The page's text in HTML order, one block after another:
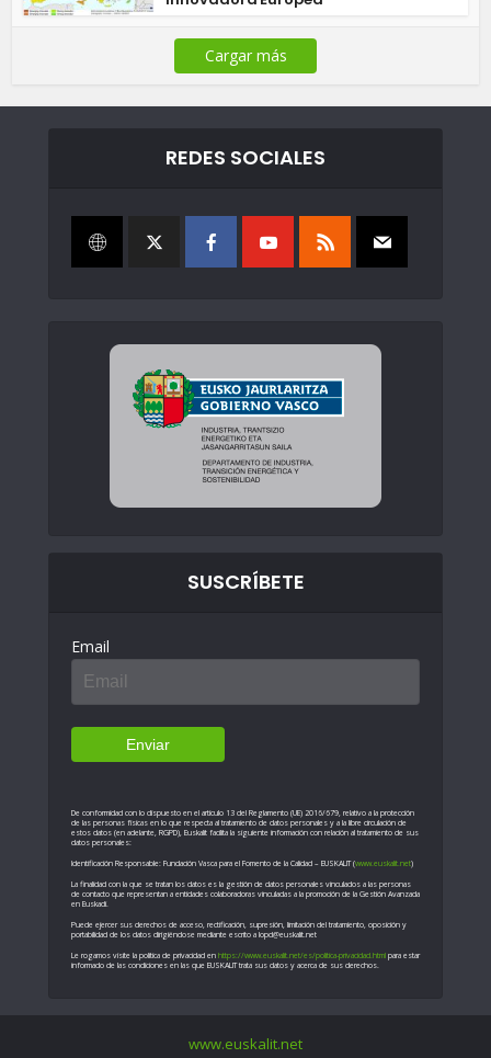
Cargar más
REDES SOCIALES
SUSCRÍBETE
Email
De conformidad con lo dispuesto en el artículo 13 del Reglamento (UE) 2016/679, relativo a la protección
de las personas físicas en lo que respecta al tratamiento de datos personales y a la libre circulación de
estos datos (en adelante, RGPD), Euskalit facilita la siguiente información con relación al tratamiento de sus
datos personales:
Identificación Responsable: Fundación Vasca para el Fomento de la Calidad – EUSKALIT (www.euskalit.net)
La finalidad con la que se tratan los datos es la gestión de datos personales vinculados a las personas
de contacto que representan a entidades colaboradoras vinculadas a la promoción de la Gestión Avanzada
en Euskadi.
Puede ejercer sus derechos de acceso, rectificación, supresión, limitación del tratamiento, oposición y
portabilidad de los datos dirigiéndose mediante escrito a lopd@euskalit.net
Le rogamos visite la política de privacidad en https://www.euskalit.net/es/politica-privacidad.html para estar
informado de las condiciones en las que EUSKALIT trata sus datos y acerca de sus derechos.
www.euskalit.net